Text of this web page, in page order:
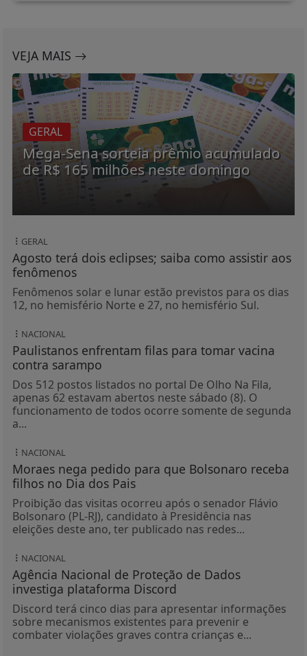
VEJA MAIS
GERAL
Mega-Sena sorteia prêmio acumulado
de R$ 165 milhões neste domingo
GERAL
Agosto terá dois eclipses; saiba como assistir aos
fenômenos
Fenômenos solar e lunar estão previstos para os dias
12, no hemisfério Norte e 27, no hemisfério Sul.
NACIONAL
Paulistanos enfrentam filas para tomar vacina
contra sarampo
Dos 512 postos listados no portal De Olho Na Fila,
apenas 62 estavam abertos neste sábado (8). O
funcionamento de todos ocorre somente de segunda
a...
NACIONAL
Moraes nega pedido para que Bolsonaro receba
filhos no Dia dos Pais
Proibição das visitas ocorreu após o senador Flávio
Bolsonaro (PL-RJ), candidato à Presidência nas
eleições deste ano, ter publicado nas redes...
NACIONAL
Agência Nacional de Proteção de Dados
investiga plataforma Discord
Discord terá cinco dias para apresentar informações
sobre mecanismos existentes para prevenir e
combater violações graves contra crianças e...